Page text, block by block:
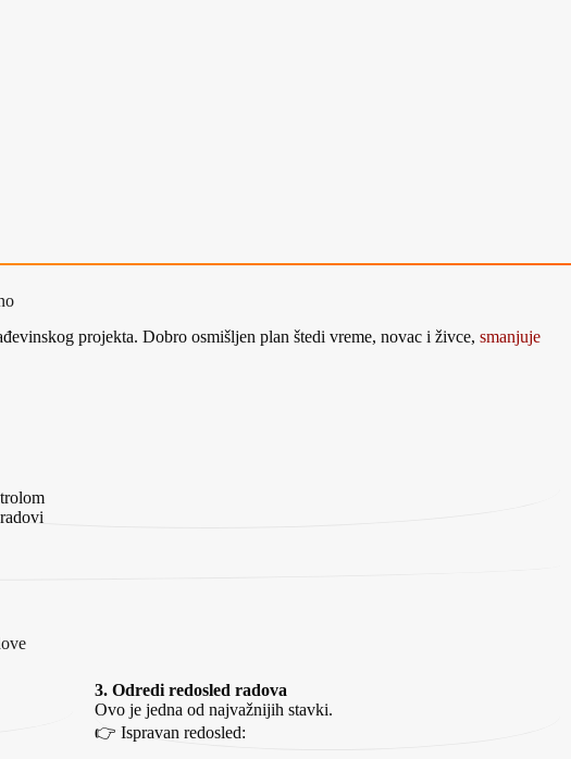
projekta. Dobro osmišljen plan štedi vreme, novac i živce, smanjuje
3. Odredi redosled radova
Ovo je jedna od najvažnijih stavki.
👉 Ispravan redosled: